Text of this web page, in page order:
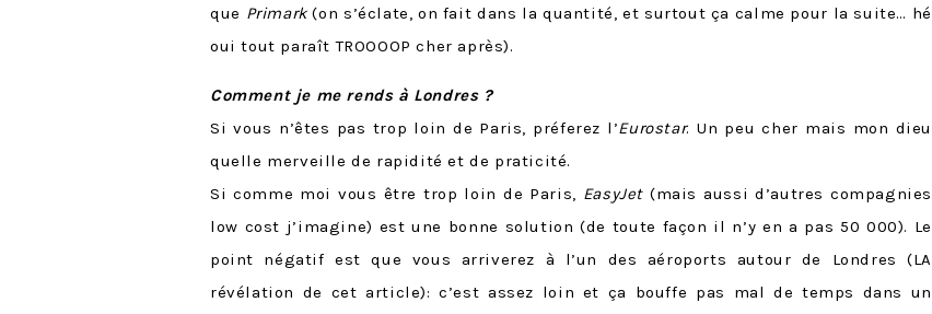
que Primark(on s’éclate, on fait dans la quantité, et surtout ça calme pour la suite… hé
oui tout paraît TROOOOP cher après).
Comment je me rends à Londres ?
Si vous n’êtes pas trop loin de Paris, préferez l’Eurostar. Un peu cher mais mon dieu
quelle merveille de rapidité et de praticité.
Si comme moi vous être trop loin de Paris, EasyJet (mais aussi d’autres compagnies
low cost j’imagine) est une bonne solution (de toute façon il n’y en a pas 50 000). Le
point négatif est que vous arriverez à l’un des aéroports autour de Londres (LA
révélation de cet article): c’est assez loin et ça bouffe pas mal de temps dans un